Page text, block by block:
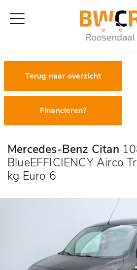
Terug naar overzicht
Financieren?
Mercedes-Benz Citan
BlueEFFICIENCY Airco
kg Euro 6